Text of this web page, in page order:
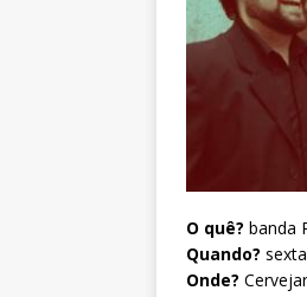
O quê? banda
Quando?
Onde?